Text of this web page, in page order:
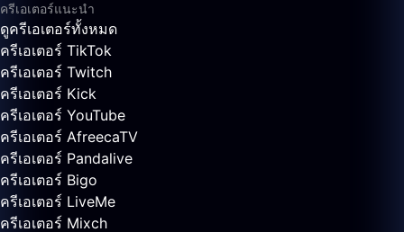
ครีเอเตอร์แนะนำ
ดูครีเอเตอร์ทั้งหมด
ครีเอเตอร์ TikTok
ครีเอเตอร์ Twitch
ครีเอเตอร์ Kick
ครีเอเตอร์ YouTube
ครีเอเตอร์ AfreecaTV
ครีเอเตอร์ Pandalive
ครีเอเตอร์ Bigo
ครีเอเตอร์ LiveMe
ครีเอเตอร์ Mixch